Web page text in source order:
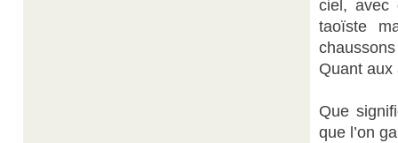
ciel, avec
taoïste
Quant aux
Que
que l’on